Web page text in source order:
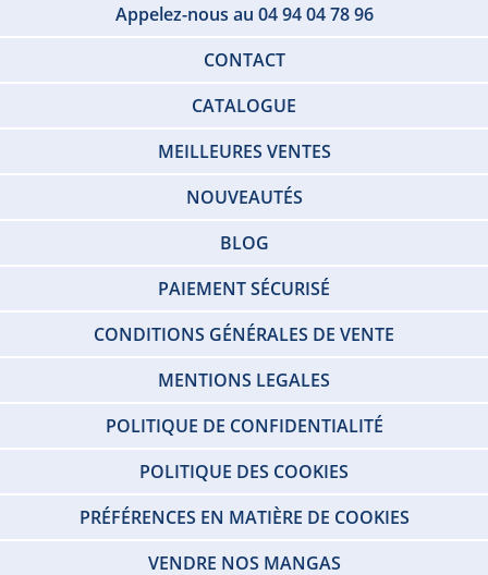
Appelez-nous au 04 94 04 78 96
CONTACT
CATALOGUE
MEILLEURES VENTES
NOUVEAUTÉS
BLOG
PAIEMENT SÉCURISÉ
CONDITIONS GÉNÉRALES DE VENTE
MENTIONS LEGALES
POLITIQUE DE CONFIDENTIALITÉ
POLITIQUE DES COOKIES
PRÉFÉRENCES EN MATIÈRE DE COOKIES
VENDRE NOS MANGAS